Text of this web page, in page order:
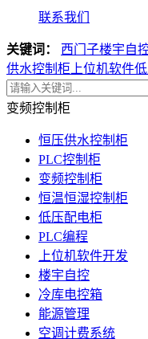
联系我们
关键词： 西门子楼宇自
供水控制柜 上位机软件
变频控制柜
恒压供水控制柜
PLC控制柜
变频控制柜
恒温恒湿控制柜
低压配电柜
PLC编程
上位机软件开发
楼宇自控
冷库电控箱
能源管理
空调计费系统